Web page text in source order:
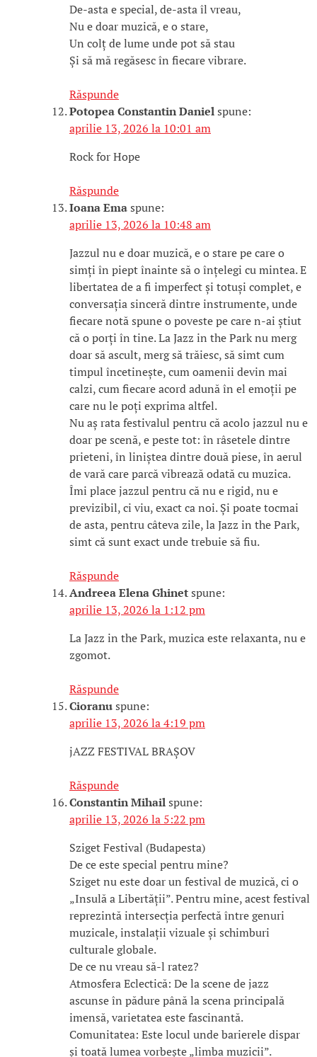
De-asta e special, de-asta îl vreau,
Nu e doar muzică, e o stare,
Un colț de lume unde pot să stau
Și să mă regăsesc în fiecare vibrare.
Răspunde
Potopea Constantin Danielspune:
aprilie 13, 2026 la 10:01 am
Rock for Hope
Răspunde
Ioana Emaspune:
aprilie 13, 2026 la 10:48 am
Jazzul nu e doar muzică, e o stare pe care o
simți în piept înainte să o înțelegi cu mintea. E
libertatea de a fi imperfect și totuși complet, e
conversația sinceră dintre instrumente, unde
fiecare notă spune o poveste pe care n-ai știut
că o porți în tine. La Jazz in the Park nu merg
doar să ascult, merg să trăiesc, să simt cum
timpul încetinește, cum oamenii devin mai
calzi, cum fiecare acord adună în el emoții pe
care nu le poți exprima altfel.
Nu aș rata festivalul pentru că acolo jazzul nu e
doar pe scenă, e peste tot: în râsetele dintre
prieteni, în liniștea dintre două piese, în aerul
de vară care parcă vibrează odată cu muzica.
Îmi place jazzul pentru că nu e rigid, nu e
previzibil, ci viu, exact ca noi. Și poate tocmai
de asta, pentru câteva zile, la Jazz in the Park,
simt că sunt exact unde trebuie să fiu.
Răspunde
Andreea Elena Ghinetspune:
aprilie 13, 2026 la 1:12 pm
La Jazz in the Park, muzica este relaxanta, nu e
zgomot.
Răspunde
Cioranuspune:
aprilie 13, 2026 la 4:19 pm
jAZZ FESTIVAL BRAȘOV
Răspunde
Constantin Mihailspune:
aprilie 13, 2026 la 5:22 pm
Sziget Festival (Budapesta)
​De ce este special pentru mine?
Sziget nu este doar un festival de muzică, ci o
„Insulă a Libertății”. Pentru mine, acest festival
reprezintă intersecția perfectă între genuri
muzicale, instalații vizuale și schimburi
culturale globale.
​De ce nu vreau să-l ratez?
​Atmosfera Eclectică: De la scene de jazz
ascunse în pădure până la scena principală
imensă, varietatea este fascinantă.
​Comunitatea: Este locul unde barierele dispar
și toată lumea vorbește „limba muzicii”.